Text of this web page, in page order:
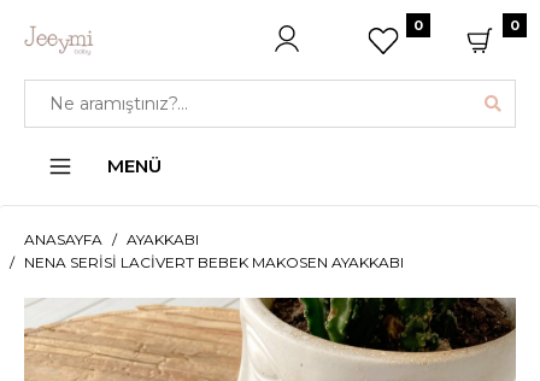
0 0
MENÜ
ANASAYFA
AYAKKABI
NENA SERISI LACIVERT BEBEK MAKOSEN AYAKKABI